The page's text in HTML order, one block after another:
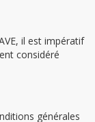
il est impératif
considéré
générales